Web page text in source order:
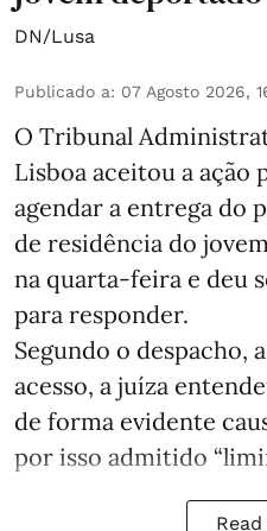
DN/Lusa
Publicado a: 07 Agosto 2026,
O Tribunal
Lisboa aceitou a ação
agendar a entrega do
de residência do
na quarta-feira e deu
para responder.
Segundo o despacho,
acesso, a juíza
de forma evidente
por isso admitido